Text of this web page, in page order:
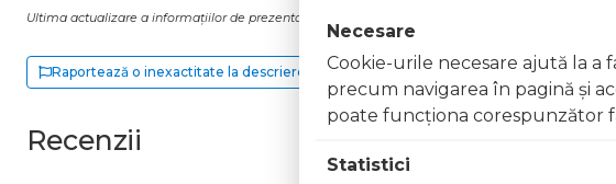
Ultima actualizare a informațiilor de prezentare pentru Figurina brontozaur xl collecta col88825xl
Raportează o inexactitate la descriere
Recenzii
Necesare
Cookie-urile necesare ajută la a
precum navigarea în pagină şi
poate funcţiona corespunzător
Statistici